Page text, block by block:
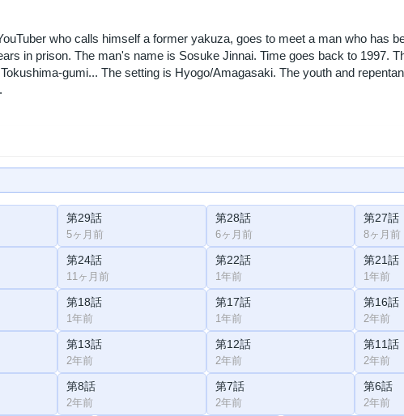
who calls himself a former yakuza, goes to meet a man who has
in prison. The man's name is Sosuke Jinnai. Time goes back to 1997.
gumi... The setting is Hyogo/Amagasaki. The youth and
第29話
5ヶ月前
第28話
6ヶ月前
第27話
8ヶ月前
第24話
11ヶ月前
第22話
1年前
第21話
1年前
第18話
1年前
第17話
1年前
第16話
2年前
第13話
2年前
第12話
2年前
第11話
2年前
第8話
2年前
第7話
2年前
第6話
2年前